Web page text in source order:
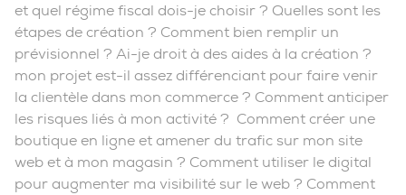
et quel régime fiscal dois-je choisir ? Quelles sont les
étapes de création ? Comment bien remplir un
prévisionnel ? Ai-je droit à des aides à la création ?
mon projet est-il assez différenciant pour faire venir
la clientèle dans mon commerce ? Comment anticiper
les risques liés à mon activité ? Comment créer une
boutique en ligne et amener du trafic sur mon site
web et à mon magasin ? Comment utiliser le digital
pour augmenter ma visibilité sur le web ? Comment